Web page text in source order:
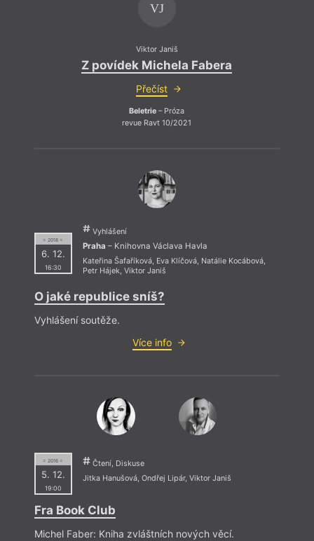
VJ
Viktor Janiš
Z povídek Michela Fabera
Přečíst
Beletrie – Próza
revue Ravt 10/2021
= 2018 =
6. 12.
16:30
Vyhlášení
Praha – Knihovna Václava Havla
Kateřina Šafaříková, Eva Klíčová, Natálie Kocábová,
Petr Hájek, Viktor Janiš
O jaké republice sníš?
Vyhlášení soutěže.
Více info
= 2016 =
5. 12.
19:00
Čtení, Diskuse
Jitka Hanušová, Ondřej Lipár, Viktor Janiš
Fra Book Club
Michel Faber: Kniha zvláštních nových věcí.